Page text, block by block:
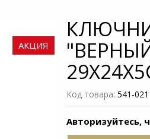
АКЦИЯ
Код товара: 541-021
Авторизуйтесь,